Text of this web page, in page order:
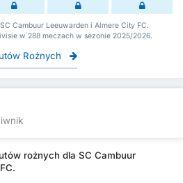
Cambuur Leeuwarden i Almere City FC.
w 288 meczach w sezonie 2025/2026.
Rożnych
rożnych dla SC Cambuur